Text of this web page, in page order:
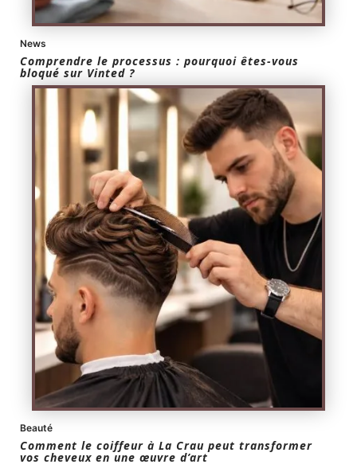
News
Comprendre le processus : pourquoi êtes-vous
bloqué sur Vinted ?
Beauté
Comment le coiffeur à La Crau peut transformer
vos cheveux en une œuvre d’art